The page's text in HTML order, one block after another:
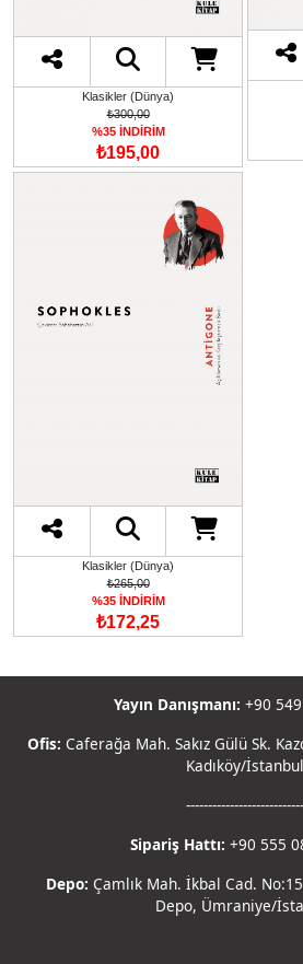
Klasikler (Dünya)
₺300,00
%35 İNDİRİM
₺195,00
Klasikler (Dünya)
₺265,00
%35 İNDİRİM
₺172,25
Yayın Danışmanı: +90
Ofis: Caferağa Mah. Sakız Gülü Sk.
Kadıköy/İstanbul
---------------------------
Sipariş Hattı: +90 555
Depo: Çamlık Mah. İkbal Cad.
Depo, Ümraniye/